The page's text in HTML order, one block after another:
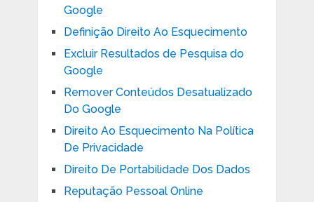
Google
Definição Direito Ao Esquecimento
Excluir Resultados de Pesquisa do
Google
Remover Conteúdos Desatualizado
Do Google
Direito Ao Esquecimento Na Política
De Privacidade
Direito De Portabilidade Dos Dados
Reputação Pessoal Online